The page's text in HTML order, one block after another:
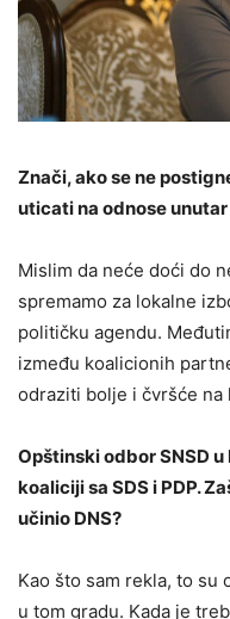
Znači, ako se ne
uticati na odnose
Mislim da neće doći do
spremamo za lokalne
političku agendu.
između koalicionih
odraziti bolje i čvršće na
Opštinski odbor SNSD
koaliciji sa SDS i PDP.
učinio DNS?
Kao što sam rekla, to su
u tom gradu. Kada je